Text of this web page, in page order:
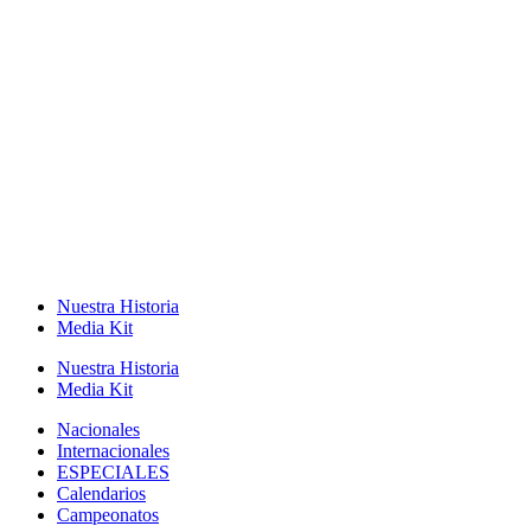
Nuestra Historia
Media Kit
Nuestra Historia
Media Kit
Nacionales
Internacionales
ESPECIALES
Calendarios
Campeonatos